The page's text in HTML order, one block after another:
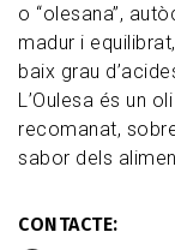
o “olesana”,
madur i
baix grau
L’Oulesa és un
recomanat,
sabor dels
CONTACTE